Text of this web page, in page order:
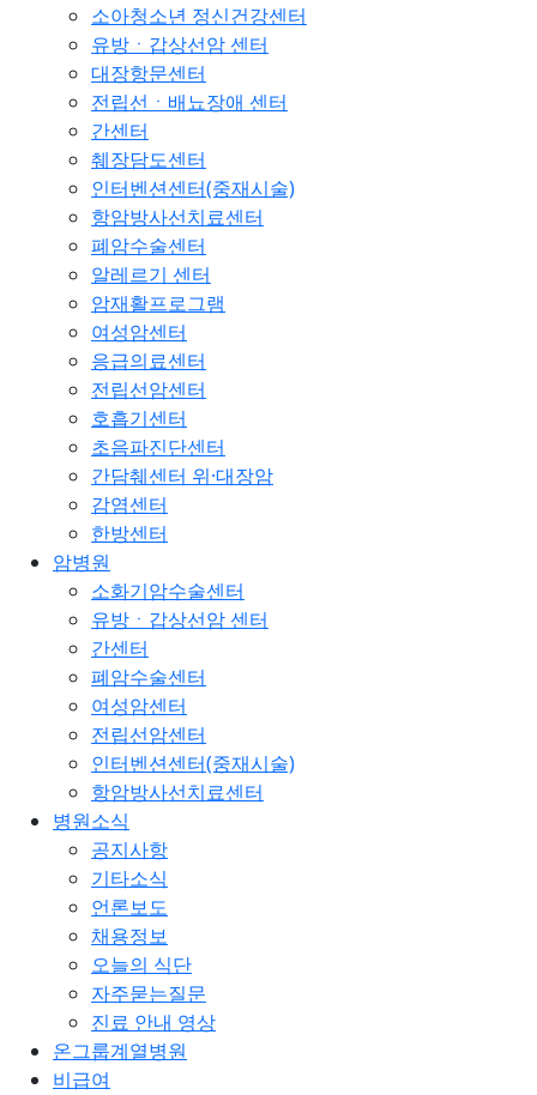
소아청소년 정신건강센터
유방ㆍ갑상선암 센터
대장항문센터
전립선ㆍ배뇨장애 센터
간센터
췌장담도센터
인터벤션센터(중재시술)
항암방사선치료센터
폐암수술센터
알레르기 센터
암재활프로그램
여성암센터
응급의료센터
전립선암센터
호흡기센터
초음파진단센터
간담췌센터 위·대장암
감염센터
한방센터
암병원
소화기암수술센터
유방ㆍ갑상선암 센터
간센터
폐암수술센터
여성암센터
전립선암센터
인터벤션센터(중재시술)
항암방사선치료센터
병원소식
공지사항
기타소식
언론보도
채용정보
오늘의 식단
자주묻는질문
진료 안내 영상
온그룹계열병원
비급여